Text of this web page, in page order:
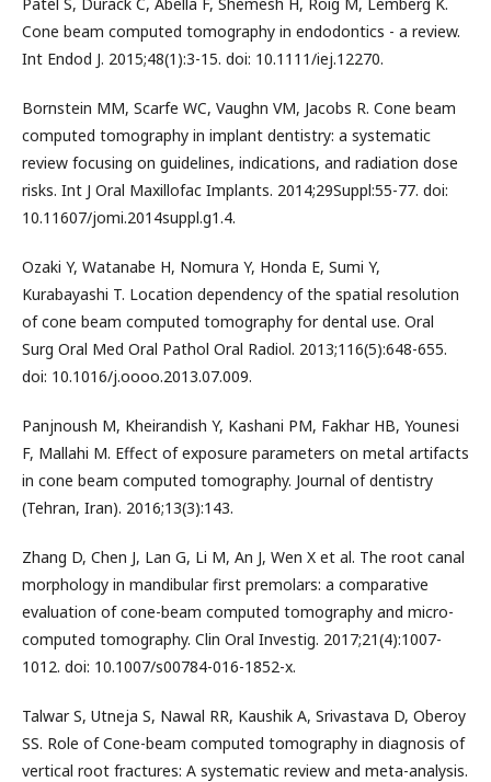
Cone beam computed tomography in endodontics - a review.
Int Endod J. 2015;48(1):3-15. doi: 10.1111/iej.12270.
Bornstein MM, Scarfe WC, Vaughn VM, Jacobs R. Cone beam
computed tomography in implant dentistry: a systematic
review focusing on guidelines, indications, and radiation dose
risks. Int J Oral Maxillofac Implants. 2014;29Suppl:55-77. doi:
10.11607/jomi.2014suppl.g1.4.
Ozaki Y, Watanabe H, Nomura Y, Honda E, Sumi Y,
Kurabayashi T. Location dependency of the spatial resolution
of cone beam computed tomography for dental use. Oral
Surg Oral Med Oral Pathol Oral Radiol. 2013;116(5):648-655.
doi: 10.1016/j.oooo.2013.07.009.
Panjnoush M, Kheirandish Y, Kashani PM, Fakhar HB, Younesi
F, Mallahi M. Effect of exposure parameters on metal artifacts
in cone beam computed tomography. Journal of dentistry
(Tehran, Iran). 2016;13(3):143.
Zhang D, Chen J, Lan G, Li M, An J, Wen X et al. The root canal
morphology in mandibular first premolars: a comparative
evaluation of cone-beam computed tomography and micro-
computed tomography. Clin Oral Investig. 2017;21(4):1007-
1012. doi: 10.1007/s00784-016-1852-x.
Talwar S, Utneja S, Nawal RR, Kaushik A, Srivastava D, Oberoy
SS. Role of Cone-beam computed tomography in diagnosis of
vertical root fractures: A systematic review and meta-analysis.